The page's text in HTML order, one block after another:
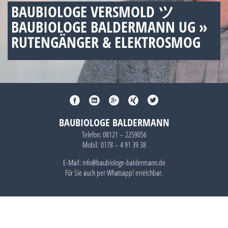
BAUBIOLOGE VERSMOLD ツ
BAUBIOLOGE BALDERMANN UG »
RUTENGÄNGER & ELEKTROSMOG
BAUBIOLOGE BALDERMANN
Telefon: 08121 – 2259056
Mobil: 0178 – 4 91 39 38
E-Mail: info@baubiologe-baldermann.de
Für Sie auch perWhatsapp!erreichbar.